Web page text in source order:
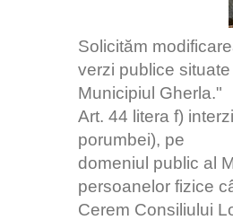
Solicităm
verzi publice
Municipiul Gherla."
Art. 44 litera f)
porumbei), pe
domeniul public al
persoanelor fizice
Cerem Consiliului